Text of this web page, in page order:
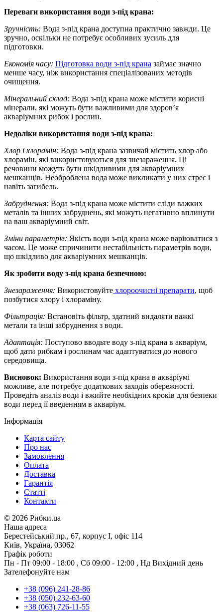
Переваги використання води з-під крана:
Зручність: Вода з-під крана доступна практично завжди. Це
зручно, оскільки не потребує особливих зусиль для
підготовки.
Економія часу: Підготовка води з-під крана займає значно
менше часу, ніж використання спеціалізованих методів
очищення.
Мінеральний склад: Вода з-під крана може містити корисні
мінерали, які можуть бути важливими для здоров’я
акваріумних рибок і рослин.
Недоліки використання води з-під крана:
Хлор і хлорамін: Вода з-під крана зазвичай містить хлор або
хлорамін, які використовуються для знезараження. Ці
речовини можуть бути шкідливими для акваріумних
мешканців. Необроблена вода може викликати у них стрес і
навіть загибель.
Забруднення: Вода з-під крана може містити сліди важких
металів та інших забруднень, які можуть негативно вплинути
на ваш акваріумний світ.
Зміни параметрів: Якість води з-під крана може варіюватися з
часом. Це може спричинити нестабільність параметрів води,
що шкідливо для акваріумних мешканців.
Як зробити воду з-під крана безпечною:
Знезараження: Використовуйте хлороочисні препарати, щоб
позбутися хлору і хлораміну.
Фільтрація: Встановіть фільтр, здатний видаляти важкі
метали та інші забруднення з води.
Адаптація: Поступово вводьте воду з-під крана в акваріум,
щоб дати рибкам і рослинам час адаптуватися до нового
середовища.
Висновок: Використання води з-під крана в акваріумі
можливе, але потребує додаткових заходів обережності.
Проведіть аналіз води і вжийте необхідних кроків для безпеки
води перед її введенням в акваріум.
Інформація
Карта сайту
Про нас
Замовлення
Оплата
Доставка
Гарантія
Статті
Контакти
© 2026 Рибки.ua
Наша адреса
Берестейський пр., 67, корпус І, офіс 114
Київ, Україна, 03062
Графік роботи
Пн - Пт 09:00 - 18:00 , Сб 09:00 - 12:00 , Нд Вихідний день
Зателефонуйте нам
+38 (096) 241-28-86
+38 (050) 232-63-60
+38 (063) 726-11-55